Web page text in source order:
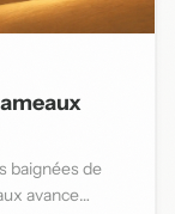
baignées de
avance